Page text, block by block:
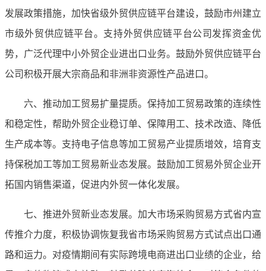
发展政策措施，加快省级外贸供应链平台建设，鼓励市州建立
市级外贸供应链平台。支持外贸供应链平台公司发挥资金优
势，广泛代理中小外贸企业进出口业务。鼓励外贸供应链平台
公司积极开展大宗商品和非洲非资源性产品进口。
六、推动加工贸易扩量提质。保持加工贸易政策的连续性
和稳定性，帮助外贸企业稳订单、保障用工、技术改造、降低
生产成本等。支持电子信息等加工贸易产业提质增效，培育支
持保税加工等加工贸易新业态发展。鼓励加工贸易外贸企业开
拓国内销售渠道，促进内外贸一体化发展。
七、推进外贸新业态发展。加大市场采购贸易方式省内宣
传推介力度，积极协调恢复我省市场采购贸易方式试点出口通
路和运力。对疫情期间有实际跨境电商进出口业绩的企业，给